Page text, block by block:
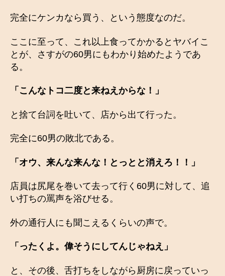
完全にケンカなら買う、という態度なのだ。
ここに至って、これ以上食ってかかるとヤバイこ
とが、さすがの60男にもわかり始めたようであ
る。
「こんなトコ二度と来ねえからな！」
と捨て台詞を吐いて、店から出て行った。
完全に60男の敗北である。
「オウ、来んな来んな！とっとと消えろ！！」
店員は尻尾を巻いて去って行く60男に対して、追
い打ちの罵声を浴びせる。
外の通行人にも聞こえるくらいの声で。
「ったくよ。偉そうにしてんじゃねえ」
と、その後、舌打ちをしながら厨房に戻っていっ